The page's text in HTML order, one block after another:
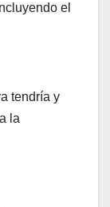
el
tendría y
la